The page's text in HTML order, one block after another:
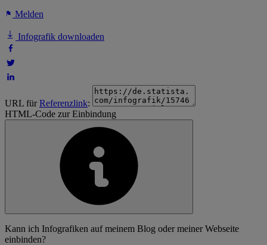
Melden
Infografik downloaden
URL fürReferenzlink:
HTML-Code zur Einbindung
Kann ich Infografiken auf meinem Blog oder meiner Webseite
einbinden?